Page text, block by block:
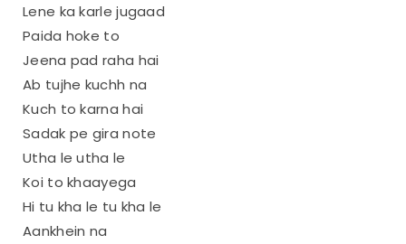
Lene ka karle jugaad
Paida hoke to
Jeena pad raha hai
Ab tujhe kuchh na
Kuch to karna hai
Sadak pe gira note
Utha le utha le
Koi to khaayega
Hi tu kha le tu kha le
Aankhein na